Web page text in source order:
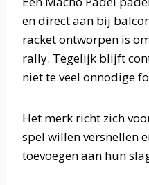
en direct aan bij
racket ontworpen is
rally. Tegelijk blijft
niet te veel onnodige
Het merk richt zich
spel willen versnellen
toevoegen aan hun